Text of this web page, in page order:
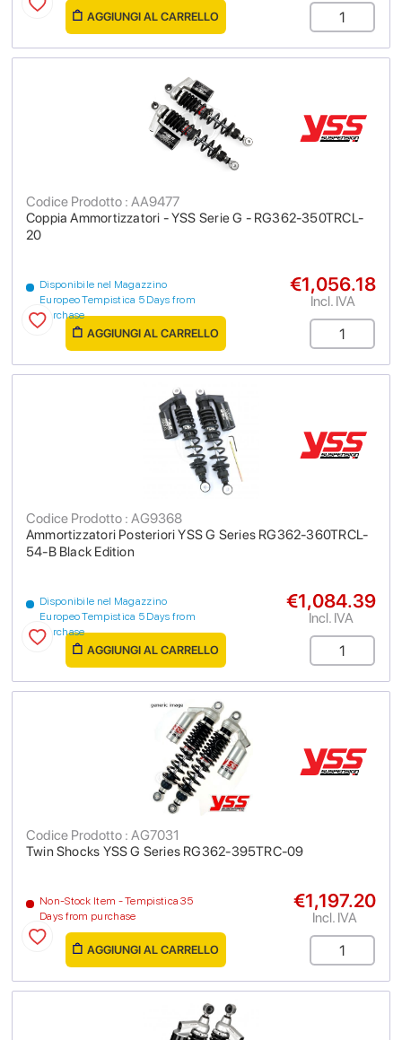
AGGIUNGI AL CARRELLO
Coppia Ammortizzatori - YSS Serie G - RG362-350TRCL-
20
Codice Prodotto : AA9477
Disponibile nel Magazzino
Europeo Tempistica 5 Days from
purchase
€1,056.18
Incl. IVA
AGGIUNGI AL CARRELLO
Ammortizzatori Posteriori YSS G Series RG362-360TRCL-
54-B Black Edition
Codice Prodotto : AG9368
Disponibile nel Magazzino
Europeo Tempistica 5 Days from
purchase
€1,084.39
Incl. IVA
AGGIUNGI AL CARRELLO
Twin Shocks YSS G Series RG362-395TRC-09
Codice Prodotto : AG7031
Non-Stock Item - Tempistica 35
Days from purchase
€1,197.20
Incl. IVA
AGGIUNGI AL CARRELLO